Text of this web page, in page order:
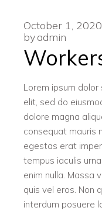
October 1, 2020
byadmin
Lorem ipsum
elit, sed do
dolore magna
consequat mauris
egestas erat
tempus iaculis
enim nulla. Massa
quis vel eros. Non
interdum posuere